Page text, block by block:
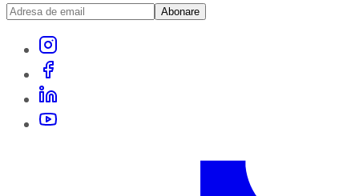
Abonare